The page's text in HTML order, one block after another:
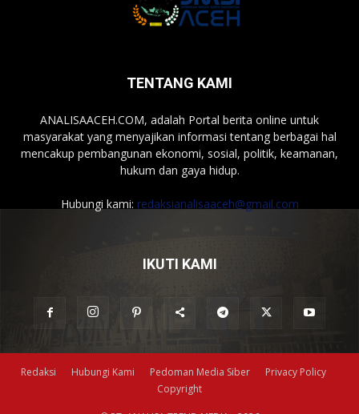
TENTANG KAMI
ANALISAACEH.COM, adalah Portal berita online untuk
masyarakat yang menyajikan informasi tentang berbagai hal
mencakup pembangunan ekonomi, sosial, politik, keamanan,
hukum dan gaya hidup.
Hubungi kami: redaksianalisaaceh@gmail.com
IKUTI KAMI
Redaksi Hubungi Kami Pedoman Media Siber
Privacy Policy
Copyright